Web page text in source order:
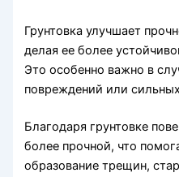
Грунтовка улучшает
делая ее более
Это особенно важно в
повреждений или
Благодаря грунтовке
более прочной, что
образование трещин,